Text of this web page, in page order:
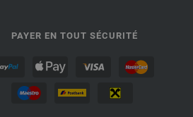
PAYER EN TOUT SÉCURITÉ